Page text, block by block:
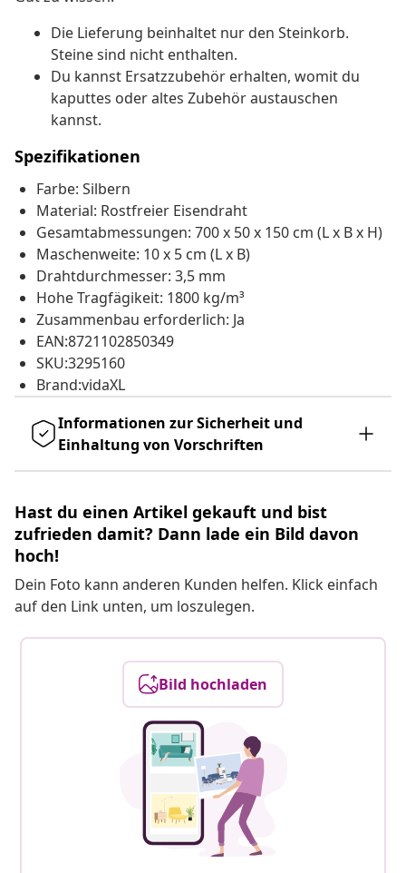
Die Lieferung beinhaltet nur den Steinkorb.
Steine sind nicht enthalten.
Du kannst Ersatzzubehör erhalten, womit du
kaputtes oder altes Zubehör austauschen
kannst.
Spezifikationen
Farbe: Silbern
Material: Rostfreier Eisendraht
Gesamtabmessungen: 700 x 50 x 150 cm (L x B x H)
Maschenweite: 10 x 5 cm (L x B)
Drahtdurchmesser: 3,5 mm
Hohe Tragfägikeit: 1800 kg/m³
Zusammenbau erforderlich: Ja
EAN:8721102850349
SKU:3295160
Brand:vidaXL
Informationen zur Sicherheit und
Einhaltung von Vorschriften
Hast du einen Artikel gekauft und bist
zufrieden damit? Dann lade ein Bild davon
hoch!
Dein Foto kann anderen Kunden helfen. Klick einfach
auf den Link unten, um loszulegen.
Bild hochladen